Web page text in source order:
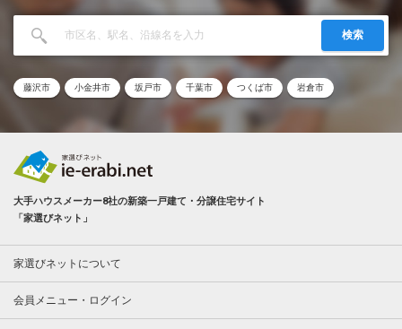
検索
藤沢市 小金井市 坂戸市 千葉市 つくば市 岩倉市
大手ハウスメーカー8社の新築一戸建て・分譲住宅サイト
「家選びネット」
家選びネットについて
会員メニュー・ログイン